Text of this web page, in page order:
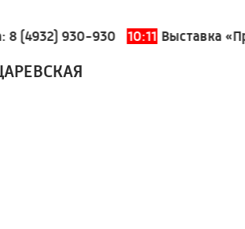
930-930 10:11 Выставка